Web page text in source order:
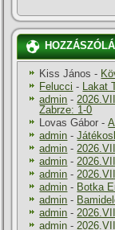
Kiss János -
Felucci - Lakat
admin -
Zabrze: 1-0
Lovas Gábor -
admin -
admin -
admin -
admin -
admin - Botka
admin -
admin -
admin -